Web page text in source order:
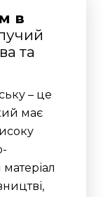
в
та
– це
має